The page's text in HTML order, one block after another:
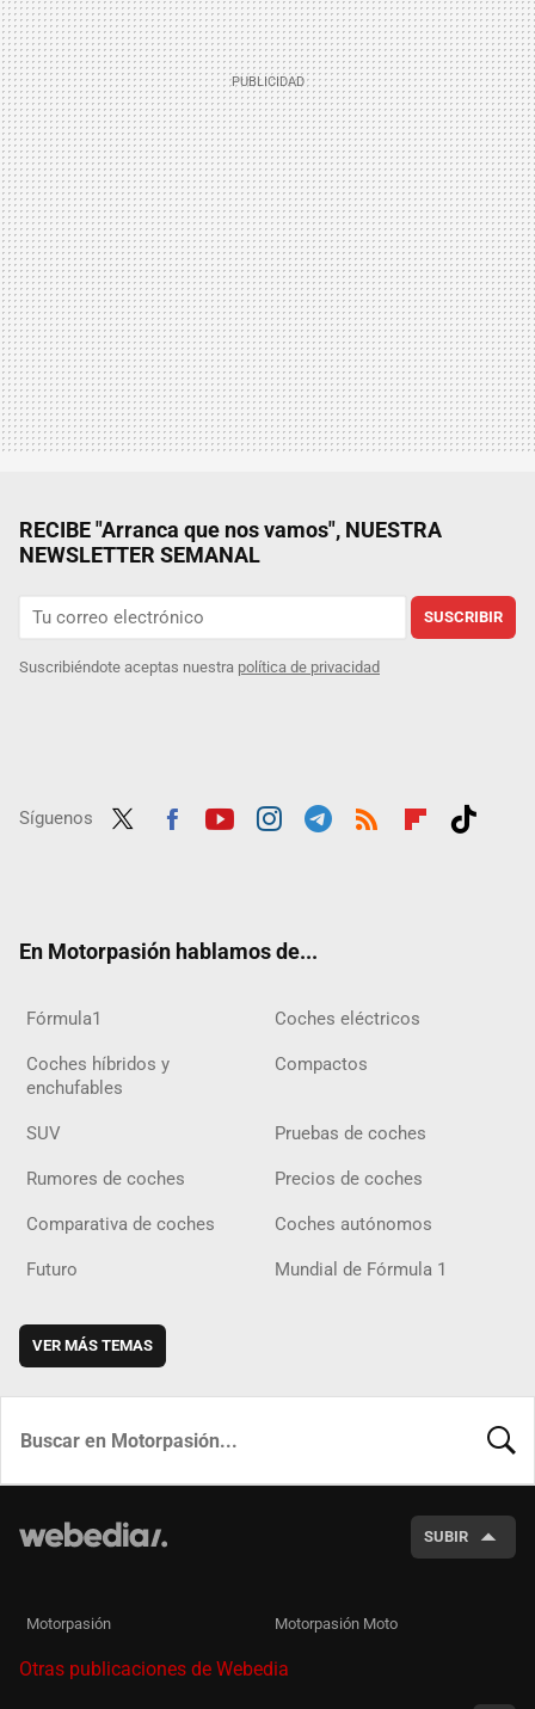
RECIBE "Arranca que nos vamos", NUESTRA
NEWSLETTER SEMANAL
SUSCRIBIR
Suscribiéndote aceptas nuestra política de privacidad
Síguenos
En Motorpasión hablamos de...
Fórmula1 Coches eléctricos
Coches híbridos y
enchufables
Compactos
SUV Pruebas de coches
Rumores de coches Precios de coches
Comparativa de coches Coches autónomos
Futuro Mundial de Fórmula 1
VER MÁS TEMAS
SUBIR
Motorpasión Motorpasión Moto
Otras publicaciones de Webedia